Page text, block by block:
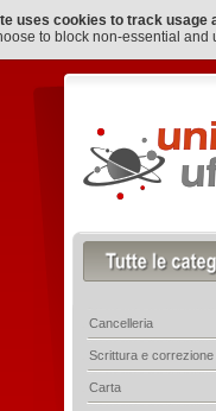
uses cookies to track usage
to block non-essential and
Cancelleria
Scrittura e correzione
Carta